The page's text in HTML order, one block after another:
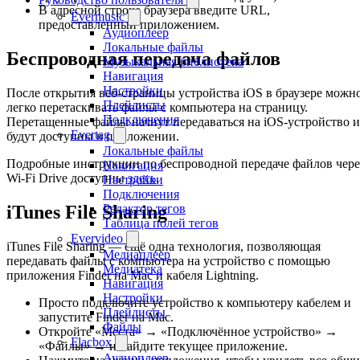
Evermusic
Аудиоплеер
Локальные файлы
Музыкальная библиотека
Навигация
Настройки
Плейлисты
Подключения
Evertag
Локальные файлы
Навигация
Настройки
Подключения
Редактор тегов
Таблица полей тегов
Evervideo
Медиаплеер
Медиатека
Навигация
Настройки
Плейлисты
Файлы
Flacbox
В адресной строке браузера введите URL,
предоставленный приложением.
Беспроводная передача файлов
После открытия веб-страницы устройства iOS в браузере
легко перетаскивать файлы с компьютера на страницу.
Перетащенные файлы начнут передаваться на iOS-устройство и
будут доступны в приложении.
Подробные инструкции по беспроводной передаче файлов
Wi-Fi Drive доступныздесь.
iTunes File Sharing
iTunes File Sharing — ещё одна технология, позволяющая
передавать файлы с компьютера на устройство с помощью
приложения Finder на Mac и кабеля Lightning.
Просто подключите устройство к компьютеру кабелем и
запустите Finder на Mac.
Откройте «Места» → «Подключённое устройство» →
«Файлы» → и найдите текущее приложение.